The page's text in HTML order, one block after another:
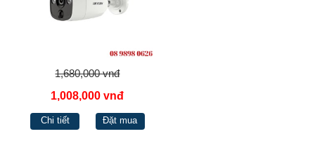
1,680,000 vnđ
1,008,000 vnđ
Chi tiết Đặt mua